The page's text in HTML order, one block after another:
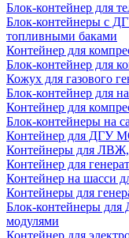
Блок-контейнер для
Блок-контейнеры с
топливными баками
Контейнер для
Блок-контейнер для
Кожух для газового
Блок-контейнер для
Контейнер для
Блок-контейнеры на
Контейнер для ДГУ
Контейнеры для ЛВЖ,
Контейнер для
Контейнер на шасси
Контейнеры для
Блок-контейнеры
модулями
Контейнер для